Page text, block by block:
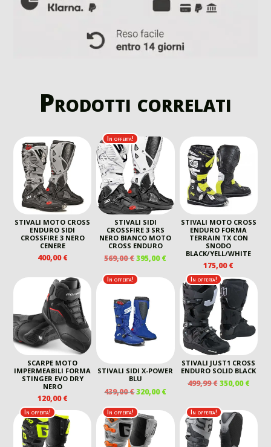
Prodotti correlati
STIVALI MOTO CROSS
ENDURO SIDI
CROSSFIRE 3 NERO
CENERE
400,00€
In offerta!
STIVALI SIDI
CROSSFIRE 3 SRS
NERO BIANCO MOTO
CROSS ENDURO
569,00€IL
ORIGINALE
569,00 €.
395,00€IL
ATTUALE
395,00 €.
STIVALI MOTO CROSS
ENDURO FORMA
TERRAIN TX CON
SNODO
BLACK/YELL/WHITE
175,00€
SCARPE MOTO
IMPERMEABILI FORMA
STINGER EVO DRY
NERO
120,00€
In offerta!
STIVALI SIDI X-POWER
BLU
439,00€IL
ORIGINALE
ERA:
439,00 €.
320,00€IL
ATTUALE
320,00 €.
In offerta!
STIVALI JUST1 CROSS
ENDURO SOLID BLACK
499,99€ IL
ERA:
499,99 €.
350,00€IL
È:
In offerta! In offerta! In offerta!